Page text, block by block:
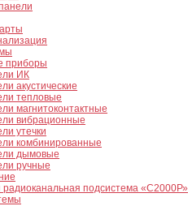
приборы
ИК
акустические
тепловые
магнитоконтактные
вибрационные
утечки
комбинированные
дымовые
ручные
радиоканальная подсистема «С2000Р»